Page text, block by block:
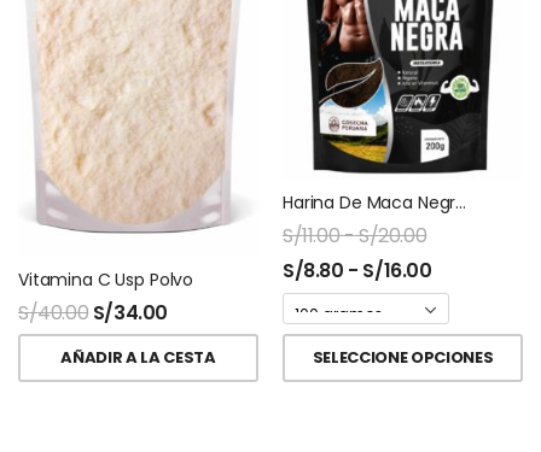
Vitamina C Usp Polvo
S/40.00 S/34.00
AÑADIR A LA CESTA
Harina De Maca Negra Ziplock Naturalmaxx
S/11.00-S/20.00
S/8.80 - S/16.00
SELECCIONE OPCIONES